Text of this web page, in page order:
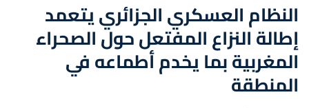
النظام العسكري الجزائري يتعمد
إطالة النزاع المفتعل حول الصحراء
المغربية بما يخدم أطماعه في
المنطقة